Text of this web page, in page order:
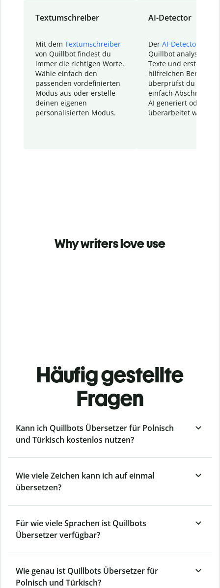
Textumschreiber
Mit dem Textumschreiber
von Quillbot findest du
immer die richtigen Worte.
Wähle einfach den
passenden vordefinierten
Modus aus oder erstelle
deinen eigenen
personalisierten Modus.
AI-Detector
Der AI-Detector
Quillbot analysiert
Texte und erstellt
hilfreichen Bericht.
überprüfst du
einfach Abschnitte,
AI generiert oder
überarbeitet wurden.
Why writers love use
Häufig gestellte
Fragen
Kann ich Quillbots Übersetzer für Polnisch
und Türkisch kostenlos nutzen?
Wie viele Zeichen kann ich auf einmal
übersetzen?
Für wie viele Sprachen ist Quillbots
Übersetzer verfügbar?
Wie genau ist Quillbots Übersetzer für
Polnisch und Türkisch?